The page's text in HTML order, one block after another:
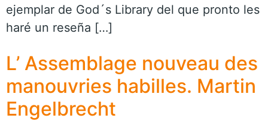
ejemplar de God´s Library del que pronto les
haré un reseña […]
L’ Assemblage nouveau des
manouvries habilles. Martin
Engelbrecht